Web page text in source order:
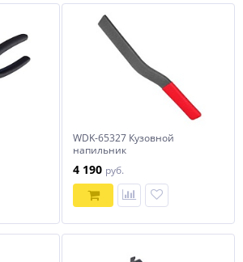
WDK-65327 Кузовной
напильник
4 190 руб.